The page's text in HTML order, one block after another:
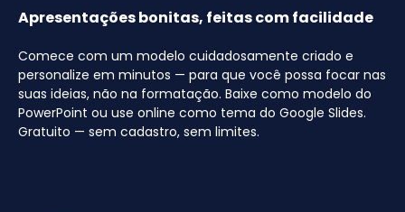
Apresentações bonitas, feitas com facilidade
Comece com um modelo cuidadosamente criado e
personalize em minutos — para que você possa focar nas
suas ideias, não na formatação. Baixe como modelo do
PowerPoint ou use online como tema do Google Slides.
Gratuito — sem cadastro, sem limites.